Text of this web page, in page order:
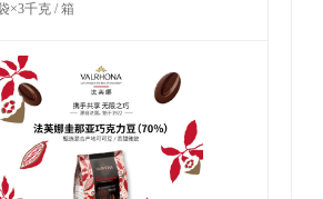
×3千克 / 箱